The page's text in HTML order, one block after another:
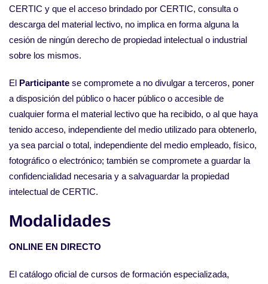
CERTIC y que el acceso brindado por CERTIC, consulta o
descarga del material lectivo, no implica en forma alguna la
cesión de ningún derecho de propiedad intelectual o industrial
sobre los mismos.
El Participante se compromete a no divulgar a terceros, poner
a disposición del público o hacer público o accesible de
cualquier forma el material lectivo que ha recibido, o al que haya
tenido acceso, independiente del medio utilizado para obtenerlo,
ya sea parcial o total, independiente del medio empleado, físico,
fotográfico o electrónico; también se compromete a guardar la
confidencialidad necesaria y a salvaguardar la propiedad
intelectual de CERTIC.
Modalidades
ONLINE EN DIRECTO
El catálogo oficial de cursos de formación especializada,